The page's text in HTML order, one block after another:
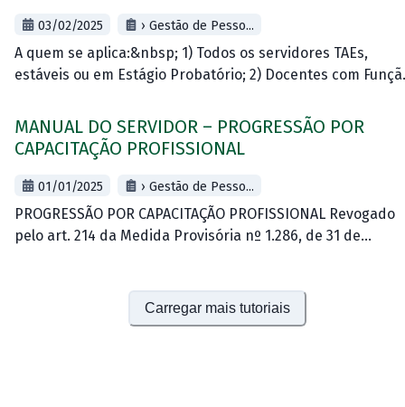
03/02/2025 › Gestão de Pesso...
A quem se aplica:&nbsp; 1) Todos os servidores TAEs,
estáveis ou em Estágio Probatório; 2) Docentes com
1&nbsp;Definição: 1.1 A Avaliação de Desempenho
MANUAL DO SERVIDOR – PROGRESSÃO POR
CAPACITAÇÃO PROFISSIONAL
01/01/2025 › Gestão de Pesso...
PROGRESSÃO POR CAPACITAÇÃO PROFISSIONAL Revogado
pelo art. 214 da Medida Provisória nº 1.286, de 31 de
Carregar mais tutoriais